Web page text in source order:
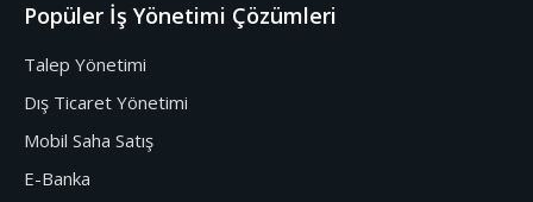
Popüler İş Yönetimi Çözümleri
Talep Yönetimi
Dış Ticaret Yönetimi
Mobil Saha Satış
E-Banka